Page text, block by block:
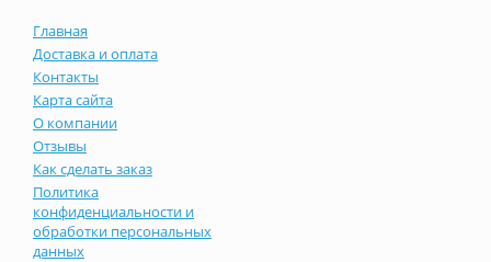
Главная
Доставка и оплата
Контакты
Карта сайта
О компании
Отзывы
Как сделать заказ
Политика
конфиденциальности и
обработки персональных
данных